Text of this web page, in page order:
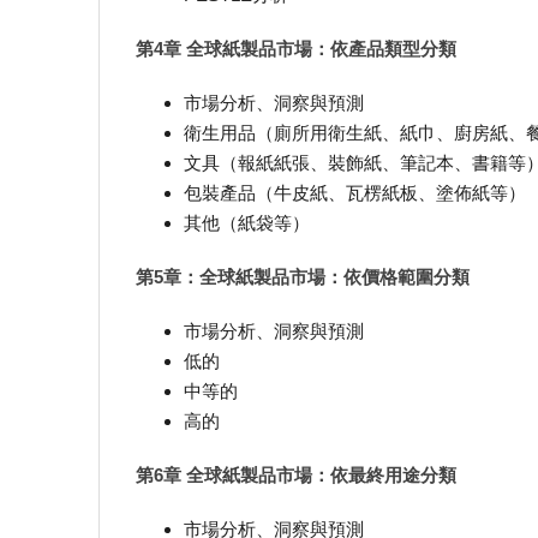
第4章 全球紙製品市場：依產品類型分類
市場分析、洞察與預測
衛生用品（廁所用衛生紙、紙巾、廚房紙、
文具（報紙紙張、裝飾紙、筆記本、書籍等）
包裝產品（牛皮紙、瓦楞紙板、塗佈紙等）
其他（紙袋等）
第5章：全球紙製品市場：依價格範圍分類
市場分析、洞察與預測
低的
中等的
高的
第6章 全球紙製品市場：依最終用途分類
市場分析、洞察與預測